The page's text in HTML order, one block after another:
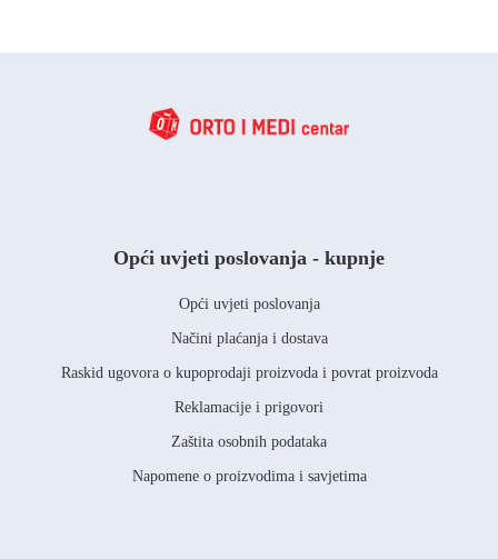
Opći uvjeti poslovanja - kupnje
Opći uvjeti poslovanja
Načini plaćanja i dostava
Raskid ugovora o kupoprodaji proizvoda i povrat proizvoda
Reklamacije i prigovori
Zaštita osobnih podataka
Napomene o proizvodima i savjetima